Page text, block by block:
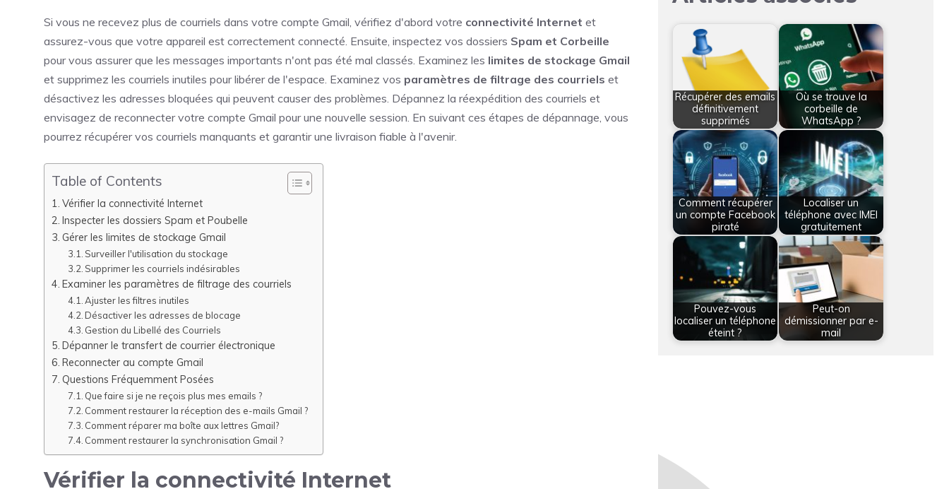
Si vous ne recevez plus de courriels dans votre compte Gmail, vérifiez d'abord votre connectivité Internet et
assurez-vous que votre appareil est correctement connecté. Ensuite, inspectez vos dossiers Spam et Corbeille
pour vous assurer que les messages importants n'ont pas été mal classés. Examinez les limites de stockage Gmail
et supprimez les courriels inutiles pour libérer de l'espace. Examinez vos paramètres de filtrage des courriels et
désactivez les adresses bloquées qui peuvent causer des problèmes. Dépannez la réexpédition des courriels et
envisagez de reconnecter votre compte Gmail pour une nouvelle session. En suivant ces étapes de dépannage, vous
pourrez récupérer vos courriels manquants et garantir une livraison fiable à l'avenir.
Table of Contents
Vérifier la connectivité Internet
Inspecter les dossiers Spam et Poubelle
Gérer les limites de stockage Gmail
Surveiller l'utilisation du stockage
Supprimer les courriels indésirables
Examiner les paramètres de filtrage des courriels
Ajuster les filtres inutiles
Désactiver les adresses de blocage
Gestion du Libellé des Courriels
Dépanner le transfert de courrier électronique
Reconnecter au compte Gmail
Questions Fréquemment Posées
Que faire si je ne reçois plus mes emails ?
Comment restaurer la réception des e-mails Gmail ?
Comment réparer ma boîte aux lettres Gmail?
Comment restaurer la synchronisation Gmail ?
Vérifier la connectivité Internet
Récupérer des emails
définitivement
supprimés
Où se trouve la
corbeille de
WhatsApp ?
Comment récupérer
un compte Facebook
piraté
Localiser un
téléphone avec IMEI
gratuitement
Pouvez-vous
localiser un téléphone
éteint ?
Peut-on
démissionner par e-
mail